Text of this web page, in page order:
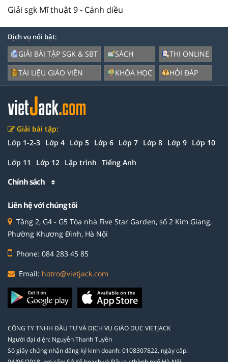
Giải sgk Mĩ thuật 9 - Cánh diều
Dịch vụ nổi bật:
GIẢI BÀI TẬP SGK & SBT
TÀI LIỆU GIÁO VIÊN
SÁCH
KHÓA HỌC
THI ONLINE
HỎI ĐÁP
Giải bài tập:
Lớp 1-2-3 Lớp 4 Lớp 5 Lớp 6 Lớp 7 Lớp 8 Lớp 9 Lớp 10
Lớp 11 Lớp 12 Lập trình Tiếng Anh
Chính sách
Liên hệ với chúng tôi
Tầng 2, G4 - G5 Tòa nhà Five Star Garden, số 2 Kim Giang,
Phường Khương Đình, Hà Nội
Phone: 084 283 45 85
Email: hotro@vietjack.com
CÔNG TY TNHH ĐẦU TƯ VÀ DỊCH VỤ GIÁO DỤC VIETJACK
Người đại diện: Nguyễn Thanh Tuyền
Số giấy chứng nhận đăng ký kinh doanh: 0108307822, ngày cấp: